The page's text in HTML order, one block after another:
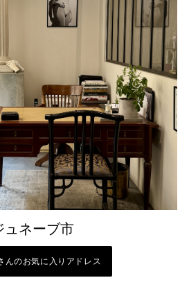
ュネーブ市
んのお気に入りアドレス